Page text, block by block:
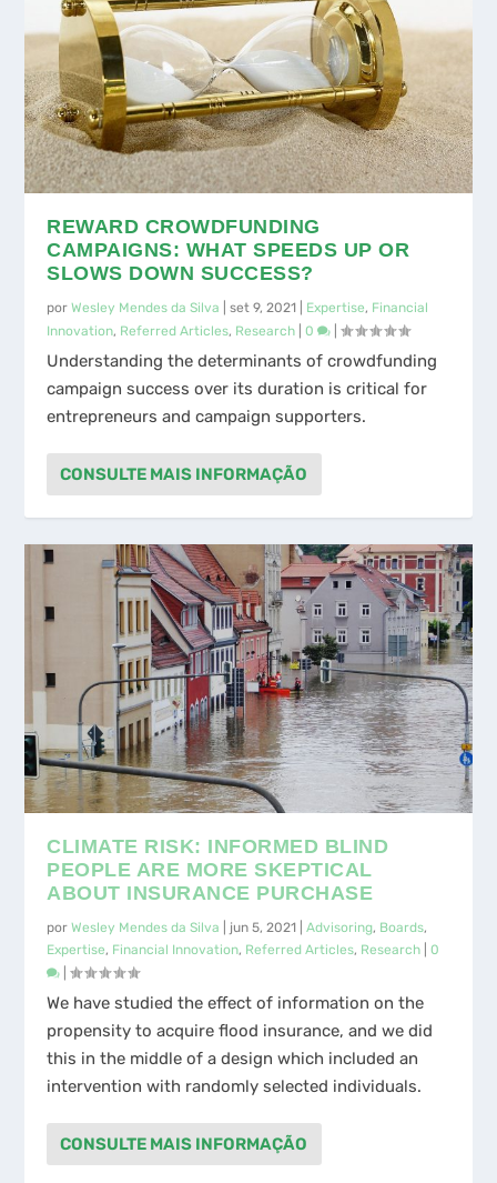
REWARD CROWDFUNDING
CAMPAIGNS: WHAT SPEEDS UP OR
SLOWS DOWN SUCCESS?
porWesley Mendes da Silva |set 9, 2021 Expertise, Financial
Innovation, Referred Articles, Research |0 |
Understanding the determinants of crowdfunding
campaign success over its duration is critical for
entrepreneurs and campaign supporters.
CONSULTE MAIS INFORMAÇÃO
CLIMATE RISK: INFORMED BLIND
PEOPLE ARE MORE SKEPTICAL
ABOUT INSURANCE PURCHASE
porWesley Mendes da Silva jun 5, 2021 |Advisoring, Boards,
Expertise, Financial Innovation, Referred Articles, Research |0
|
We have studied the effect of information on the
propensity to acquire flood insurance, and we did
this in the middle of a design which included an
intervention with randomly selected individuals.
CONSULTE MAIS INFORMAÇÃO